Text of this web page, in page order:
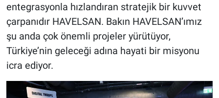
entegrasyonla hızlandıran stratejik bir kuvvet
çarpanıdır HAVELSAN. Bakın HAVELSAN’ımız
şu anda çok önemli projeler yürütüyor,
Türkiye’nin geleceği adına hayati bir misyonu
icra ediyor.